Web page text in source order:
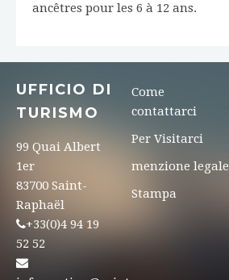
ancêtres pour les 6 à 12 ans.
UFFICIO DI
TURISMO
99 Quai Albert
1er
83700 Saint-
Raphaël
+33(0)4 94 19
52 52
Come
contattarci
Per Visitarci
menzione legale
Stampa